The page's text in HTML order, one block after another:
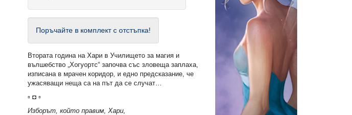
Поръчайте в комплект с отстъпка!
Втората година на Хари в Училището за магия и
вълшебство „Хогуортс“ започва със зловеща заплаха,
изписана в мрачен коридор, и едно предсказание, че
ужасяващи неща са на път да се случат…
▫ ◘ ▫
Изборът, който правим, Хари,